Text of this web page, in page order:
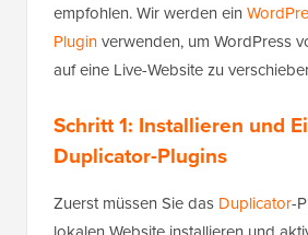
empfohlen. Wir werden ein
Pluginverwenden, um WordPress
auf eine Live-Website zu
Schritt 1: Installieren und
Duplicator-Plugins
Zuerst müssen Sie das Duplicator-